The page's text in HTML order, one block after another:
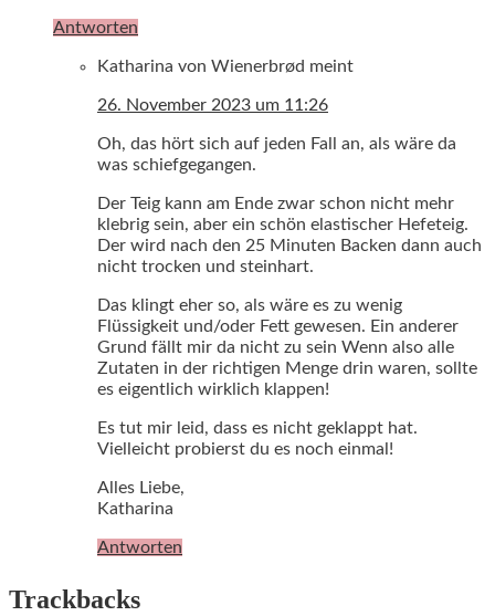
Antworten
Katharina von Wienerbrød meint
26. November 2023 um 11:26
Oh, das hört sich auf jeden Fall an, als wäre da
was schiefgegangen.
Der Teig kann am Ende zwar schon nicht mehr
klebrig sein, aber ein schön elastischer Hefeteig.
Der wird nach den 25 Minuten Backen dann auch
nicht trocken und steinhart.
Das klingt eher so, als wäre es zu wenig
Flüssigkeit und/oder Fett gewesen. Ein anderer
Grund fällt mir da nicht zu sein Wenn also alle
Zutaten in der richtigen Menge drin waren, sollte
es eigentlich wirklich klappen!
Es tut mir leid, dass es nicht geklappt hat.
Vielleicht probierst du es noch einmal!
Alles Liebe,
Katharina
Antworten
Trackbacks